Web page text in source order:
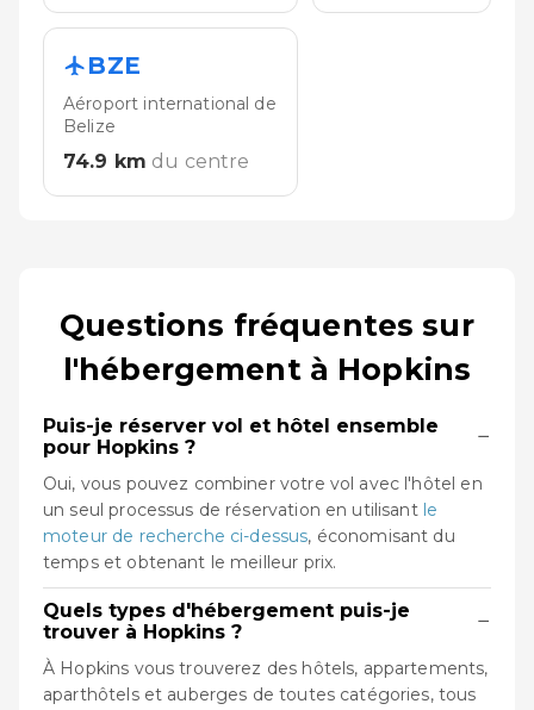
BZE
Aéroport international de
Belize
74.9 km du centre
Questions fréquentes sur
l'hébergement à Hopkins
Puis-je réserver vol et hôtel ensemble
pour Hopkins ?
−
Oui, vous pouvez combiner votre vol avec l'hôtel en
un seul processus de réservation en utilisant le
moteur de recherche ci-dessus, économisant du
temps et obtenant le meilleur prix.
Quels types d'hébergement puis-je
trouver à Hopkins ?
−
À Hopkins vous trouverez des hôtels, appartements,
aparthôtels et auberges de toutes catégories, tous